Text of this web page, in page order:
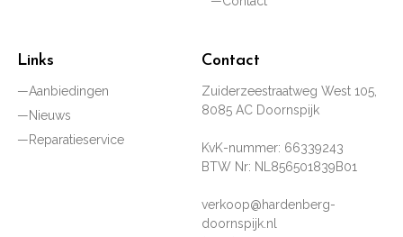
Links
Aanbiedingen
Nieuws
Reparatieservice
Contact
Zuiderzeestraatweg West 105,
8085 AC Doornspijk
KvK-nummer: 66339243
BTW Nr: NL856501839B01
verkoop@hardenberg-
doornspijk.nl